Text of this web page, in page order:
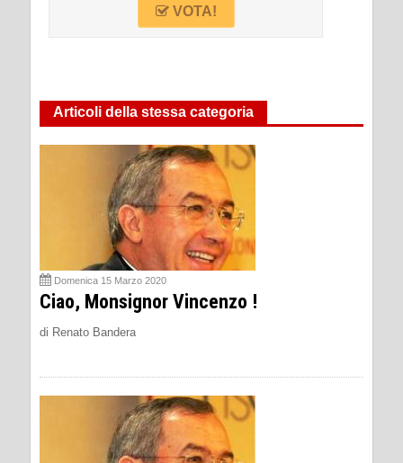
VOTA!
Articoli della stessa categoria
Domenica 15 Marzo 2020
Ciao, Monsignor Vincenzo !
di Renato Bandera